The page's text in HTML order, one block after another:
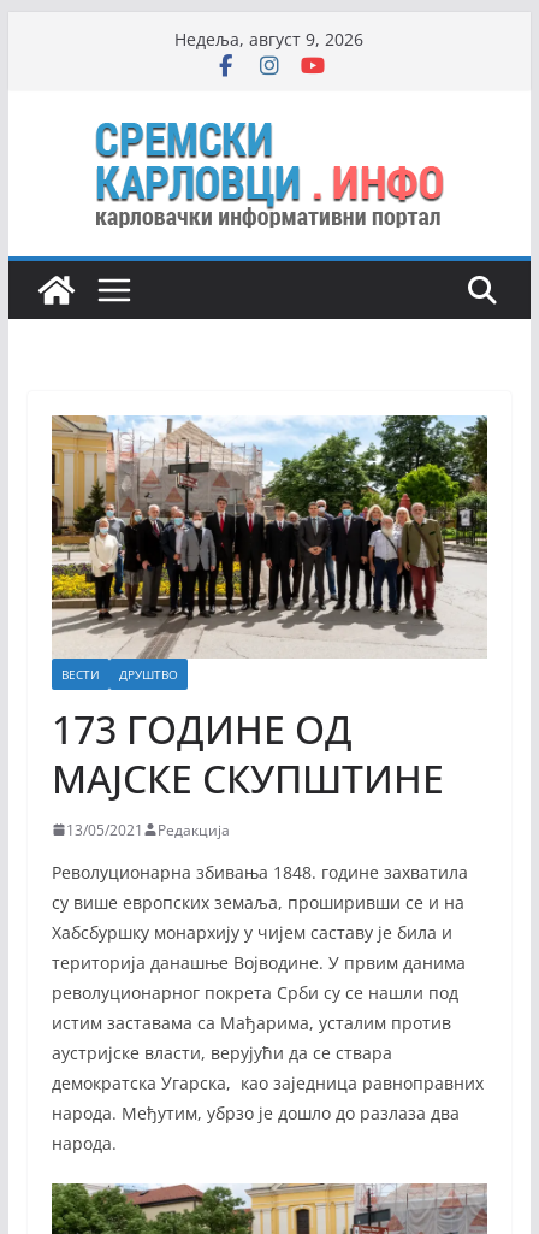
Недеља, август 9, 2026
ВЕСТИ ДРУШТВО
173 ГОДИНE ОД
МАЈСКЕ СКУПШТИНЕ
13/05/2021 Редакција
Револуционарна збивања 1848. године захватила
су више европских земаља, проширивши се и на
Хабсбуршку монархију у чијем саставу је била и
територија данашње Војводине. У првим данима
револуционарног покрета Срби су се нашли под
истим заставама са Мађарима, усталим против
аустријске власти, верујући да се ствара
демократска Угарска, као заједница равноправних
народа. Међутим, убрзо је дошло до разлаза два
народа.